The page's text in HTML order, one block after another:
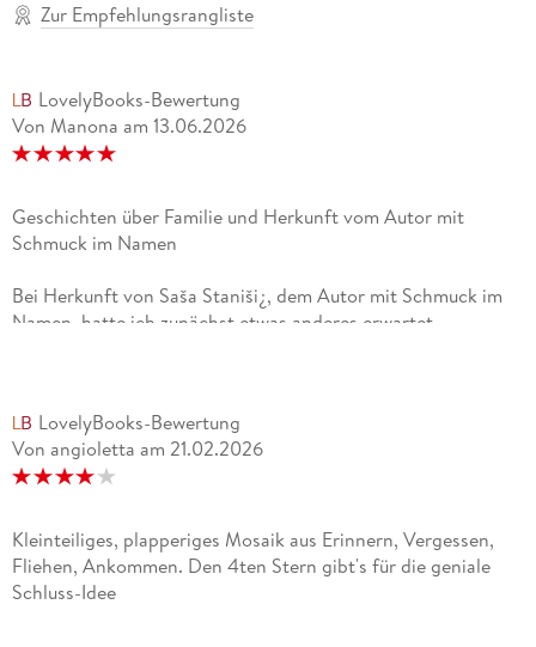
Zur Empfehlungsrangliste
LovelyBooks-Bewertung
Von Manona am 13.06.2026
Geschichten über Familie und Herkunft vom Autor mit
Schmuck im Namen
Bei Herkunft von Saša Staniši¿, dem Autor mit Schmuck im
Namen, hatte ich zunächst etwas anderes erwartet.
Gleichzeitig geht es auch um seine Jugend in Heidelberg, wo
er nach seinen Flut vor dem Krieg lebt, und seinen weiteren
Weg bis hin zum Studium. Dadurch entsteht kein ganz
vielschichtiges Erzählen über Familie, Herkunft, Erinnerung
und Zugehörigkeit.Für mich ist die eigentliche Hauptperson
des Buches seine Oma. Sie bleibt trotz des Krieges in
LovelyBooks-Bewertung
Von angioletta am 21.02.2026
Kleinteiliges, plapperiges Mosaik aus Erinnern, Vergessen,
Fliehen, Ankommen. Den 4ten Stern gibt's für die geniale
Schluss-Idee